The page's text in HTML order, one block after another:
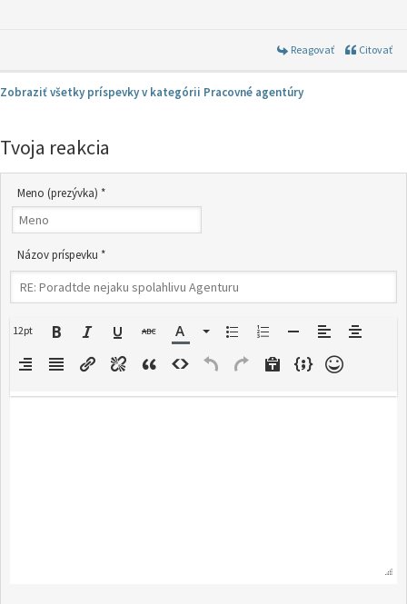
Reagovať Citovať
Zobraziť všetky príspevky v kategórii Pracovné agentúry
Tvoja reakcia
Meno (prezývka) *
Názov príspevku *
12pt